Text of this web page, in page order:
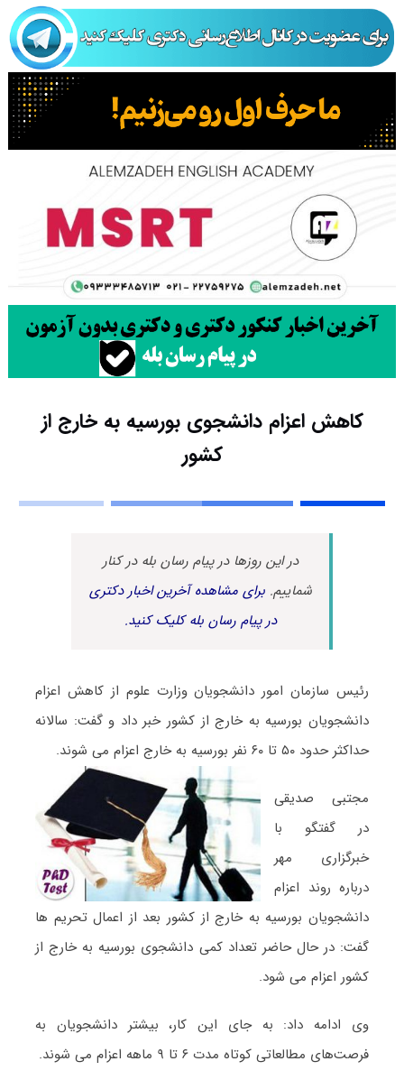
کاهش اعزام دانشجوی بورسیه به خارج از
کشور
در این روزها در پیام رسان بله در کنار
شماییم.برای مشاهده آخرین اخبار دکتری
در پیام رسان بله کلیک کنید.
رئیس سازمان امور دانشجویان وزارت علوم از کاهش اعزام
دانشجویان بورسیه به خارج از کشور خبر داد و گفت: سالانه
حداکثر حدود ۵۰ تا ۶۰ نفر بورسیه به خارج اعزام می شوند.
مجتبی صدیقی
در گفتگو با
خبرگزاری مهر
درباره روند اعزام
دانشجویان بورسیه به خارج از کشور بعد از اعمال تحریم ها
گفت: در حال حاضر تعداد کمی دانشجوی بورسیه به خارج از
کشور اعزام می شود.
وی ادامه داد: به جای این کار، بیشتر دانشجویان به
فرصت‌های مطالعاتی کوتاه مدت ۶ تا ۹ ماهه اعزام می شوند.